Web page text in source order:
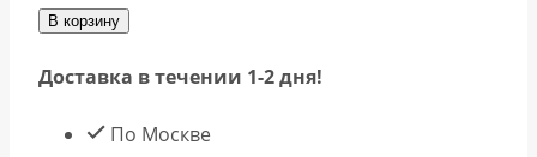
В корзину
Доставка в течении 1-2 дня!
По Москве